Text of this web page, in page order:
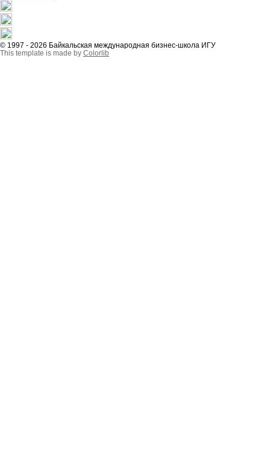
© 1997 - 2026 Байкальская международная бизнес-школа ИГУ
This template is made by Colorlib